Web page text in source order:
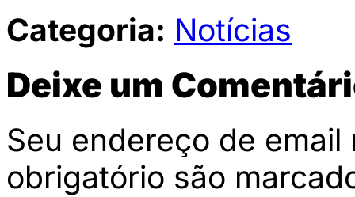
Categoria: Notícias
Deixe um
Seu endereço de
obrigatório são